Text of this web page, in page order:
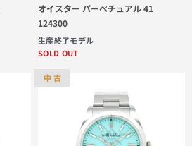
オイスター パーペチュアル 41
124300
生産終了モデル
SOLD OUT
中 古